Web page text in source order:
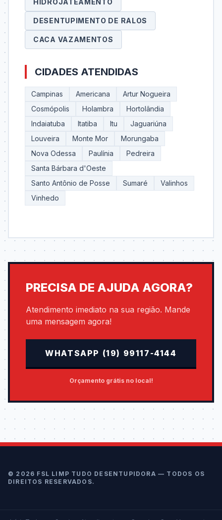
HIDROJATEAMENTO
DESENTUPIMENTO DE RALOS
CACA VAZAMENTOS
CIDADES ATENDIDAS
Campinas Americana
Artur Nogueira
Cosmópolis
Holambra
Hortolândia
Indaiatuba
Itatiba Itu
Jaguariúna
Louveira
Monte Mor
Morungaba
Nova Odessa
Paulínia
Pedreira
Santa Bárbara d'Oeste
Santo Antônio de Posse
Sumaré
Valinhos
Vinhedo
PRECISA DE AJUDA AGORA?
Atendimento imediato na sua região. Mande
uma mensagem agora!
WHATSAPP (19) 99117-4144
Orçamento grátis no local!
© 2026 FSL LIMP TUDO DESENTUPIDORA — TODOS OS
DIREITOS RESERVADOS.